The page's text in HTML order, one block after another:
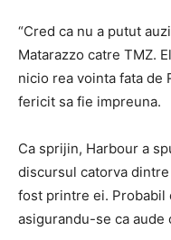
“Cred ca nu a putut
Matarazzo catre TMZ.
nicio rea vointa fata de
fericit sa fie impreuna.
Ca sprijin, Harbour a
discursul catorva
fost printre ei. Probabil
asigurandu-se ca aude